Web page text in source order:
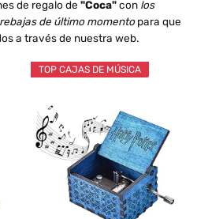
de regalo de "Coca"con los
de último momentopara que
a través de nuestra web.
TOP CAJAS DE MÚSICA